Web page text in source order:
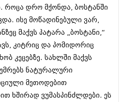
როცა დრო მქონდა, ბოსტანში
ისე მოწადინებული ვარ,
მაქვს პატარა „ბოსტანი,“
კიტრიც და პომიდორიც
კეცებზე. სახლში მაქვს
ნატურალური
მეთოდებით
ხშირად ვუმასპინძლდები. ეს